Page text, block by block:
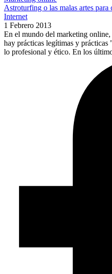
Astroturfing o las malas artes para
Internet
1 Febrero 2013
En el mundo del marketing
hay prácticas legítimas y prácticas
lo profesional y ético. En los